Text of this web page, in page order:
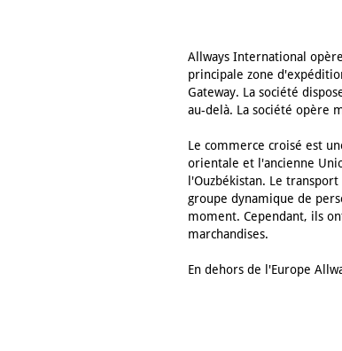
Allways International
principale zone
Gateway. La société
au-delà. La société opère
Le commerce croisé est
orientale et l'ancienne
l'Ouzbékistan. Le
groupe dynamique de
moment. Cependant, ils
marchandises.
En dehors de l'Europe